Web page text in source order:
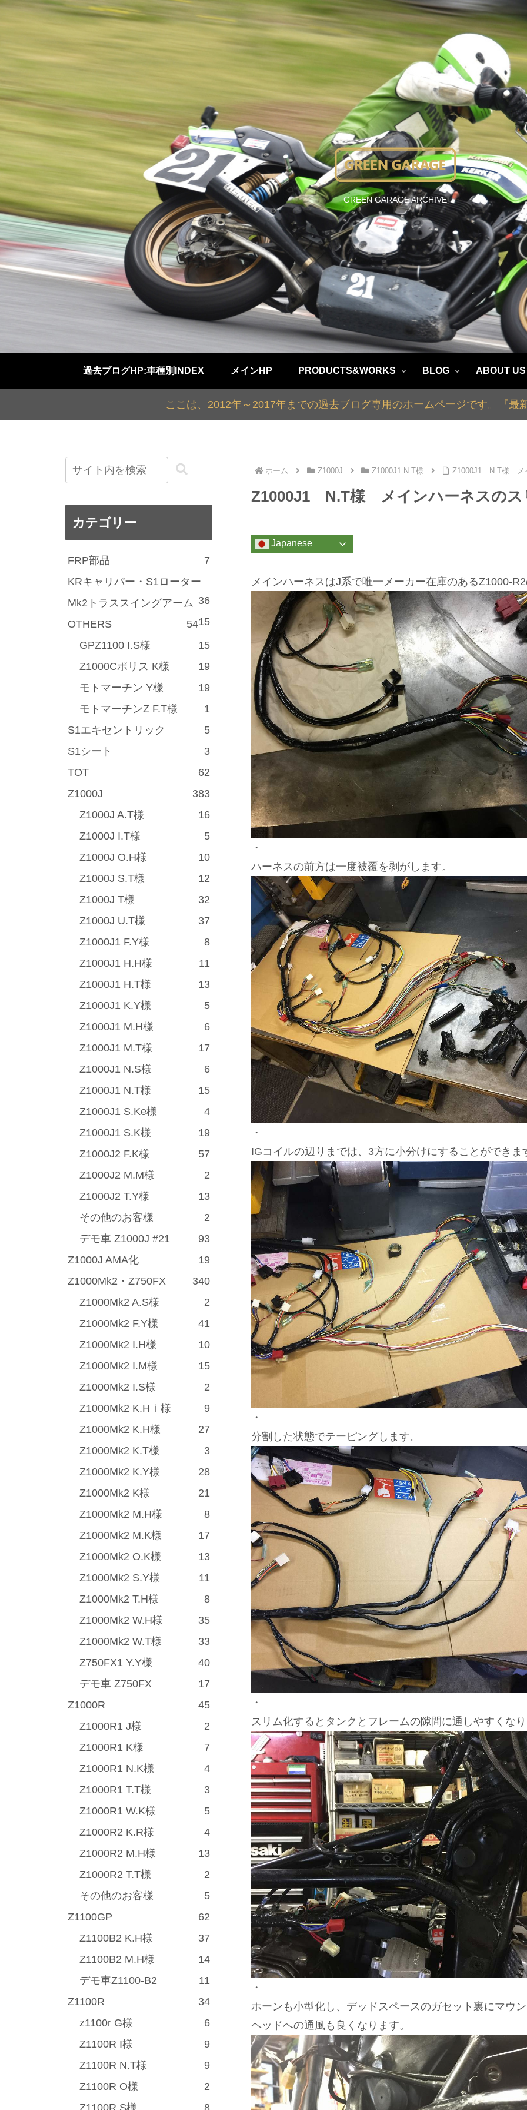
GREEN GARAGE ARCHIVE
過去ブログHP:車種別INDEX メインHP PRODUCTS&WORKS BLOG ABOUT US
ここは、2012年～2017年までの過去ブログ専用のホームページです。『最
ホーム Z1000J Z1000J1 N.T様 Z1000J1 N.T様 メ
Z1000J1 N.T様 メインハーネスのス
Japanese
メインハーネスはJ系で唯一メーカー在庫のあるZ1000-
・
ハーネスの前方は一度被覆を剥がします。
・
IGコイルの辺りまでは、3方に小分けにすることができま
・
分割した状態でテーピングします。
・
スリム化するとタンクとフレームの隙間に通しやすくな
・
ホーンも小型化し、デッドスペースのガセット裏にマウ
ヘッドへの通風も良くなります。
カテゴリー
FRP部品
7
KRキャリパー・S1ローター
36
Mk2トラススイングアーム
15
OTHERS
54
GPZ1100 I.S様
15
Z1000Cポリス K様
19
モトマーチン Y様
19
モトマーチンZ F.T様
1
S1エキセントリック
5
S1シート
3
TOT
62
Z1000J
383
Z1000J A.T様
16
Z1000J I.T様
5
Z1000J O.H様
10
Z1000J S.T様
12
Z1000J T様
32
Z1000J U.T様
37
Z1000J1 F.Y様
8
Z1000J1 H.H様
11
Z1000J1 H.T様
13
Z1000J1 K.Y様
5
Z1000J1 M.H様
6
Z1000J1 M.T様
17
Z1000J1 N.S様
6
Z1000J1 N.T様
15
Z1000J1 S.Ke様
4
Z1000J1 S.K様
19
Z1000J2 F.K様
57
Z1000J2 M.M様
2
Z1000J2 T.Y様
13
その他のお客様
2
デモ車 Z1000J #21
93
Z1000J AMA化
19
Z1000Mk2・Z750FX
340
Z1000Mk2 A.S様
2
Z1000Mk2 F.Y様
41
Z1000Mk2 I.H様
10
Z1000Mk2 I.M様
15
Z1000Mk2 I.S様
2
Z1000Mk2 K.Hｉ様
9
Z1000Mk2 K.H様
27
Z1000Mk2 K.T様
3
Z1000Mk2 K.Y様
28
Z1000Mk2 K様
21
Z1000Mk2 M.H様
8
Z1000Mk2 M.K様
17
Z1000Mk2 O.K様
13
Z1000Mk2 S.Y様
11
Z1000Mk2 T.H様
8
Z1000Mk2 W.H様
35
Z1000Mk2 W.T様
33
Z750FX1 Y.Y様
40
デモ車 Z750FX
17
Z1000R
45
Z1000R1 J様
2
Z1000R1 K様
7
Z1000R1 N.K様
4
Z1000R1 T.T様
3
Z1000R1 W.K様
5
Z1000R2 K.R様
4
Z1000R2 M.H様
13
Z1000R2 T.T様
2
その他のお客様
5
Z1100GP
62
Z1100B2 K.H様
37
Z1100B2 M.H様
14
デモ車Z1100-B2
11
Z1100R
34
z1100r G様
6
Z1100R I様
9
Z1100R N.T様
9
Z1100R O様
2
Z1100R S様
8